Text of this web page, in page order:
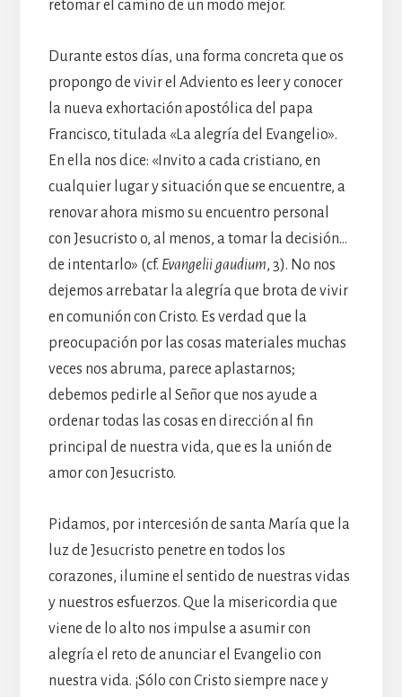
retomar el camino de un modo mejor.
Durante estos días, una forma concreta que os
propongo de vivir el Adviento es leer y conocer
la nueva exhortación apostólica del papa
Francisco, titulada «La alegría del Evangelio».
En ella nos dice: «Invito a cada cristiano, en
cualquier lugar y situación que se encuentre, a
renovar ahora mismo su encuentro personal
con Jesucristo o, al menos, a tomar la decisión…
de intentarlo» (cf. Evangelii gaudium, 3). No nos
dejemos arrebatar la alegría que brota de vivir
en comunión con Cristo. Es verdad que la
preocupación por las cosas materiales muchas
veces nos abruma, parece aplastarnos;
debemos pedirle al Señor que nos ayude a
ordenar todas las cosas en dirección al fin
principal de nuestra vida, que es la unión de
amor con Jesucristo.
Pidamos, por intercesión de santa María que la
luz de Jesucristo penetre en todos los
corazones, ilumine el sentido de nuestras vidas
y nuestros esfuerzos. Que la misericordia que
viene de lo alto nos impulse a asumir con
alegría el reto de anunciar el Evangelio con
nuestra vida. ¡Sólo con Cristo siempre nace y